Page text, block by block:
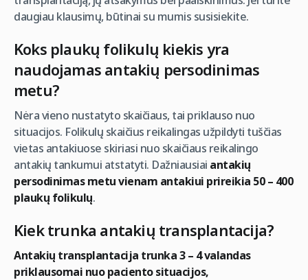
daugiau klausimų, būtinai su mumis susisiekite.
Koks plaukų folikulų kiekis yra
naudojamas antakių persodinimas
metu?
Nėra vieno nustatyto skaičiaus, tai priklauso nuo
situacijos. Folikulų skaičius reikalingas užpildyti tuščias
vietas antakiuose skiriasi nuo skaičiaus reikalingo
antakių tankumui atstatyti. Dažniausiai antakių
persodinimas metu vienam antakiui prireikia 50 – 400
plaukų folikulų.
Kiek trunka antakių transplantacija?
Antakių transplantacija trunka 3 – 4 valandas
priklausomai nuo paciento situacijos,